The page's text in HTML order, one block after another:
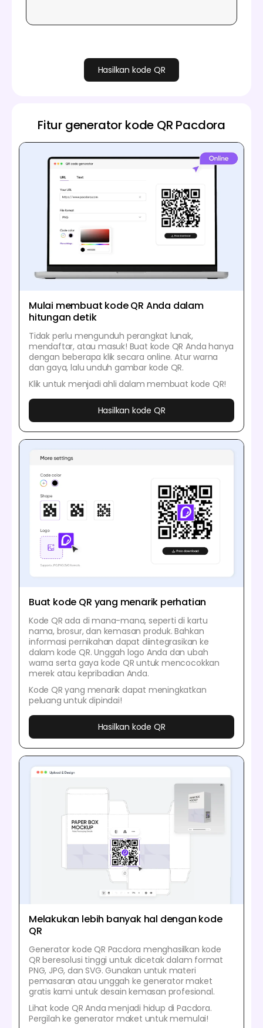
Hasilkan kode QR
Fitur generator kode QR Pacdora
Mulai membuat kode QR Anda dalam
hitungan detik
Tidak perlu mengunduh perangkat lunak,
mendaftar, atau masuk! Buat kode QR Anda hanya
dengan beberapa klik secara online. Atur warna
dan gaya, lalu unduh gambar kode QR.
Klik untuk menjadi ahli dalam membuat kode QR!
Hasilkan kode QR
Buat kode QR yang menarik perhatian
Kode QR ada di mana-mana, seperti di kartu
nama, brosur, dan kemasan produk. Bahkan
informasi pernikahan dapat diintegrasikan ke
dalam kode QR. Unggah logo Anda dan ubah
warna serta gaya kode QR untuk mencocokkan
merek atau kepribadian Anda.
Kode QR yang menarik dapat meningkatkan
peluang untuk dipindai!
Hasilkan kode QR
Melakukan lebih banyak hal dengan kode
QR
Generator kode QR Pacdora menghasilkan kode
QR beresolusi tinggi untuk dicetak dalam format
PNG, JPG, dan SVG. Gunakan untuk materi
pemasaran atau unggah ke generator maket
gratis kami untuk desain kemasan profesional.
Lihat kode QR Anda menjadi hidup di Pacdora.
Pergilah ke generator maket untuk memulai!